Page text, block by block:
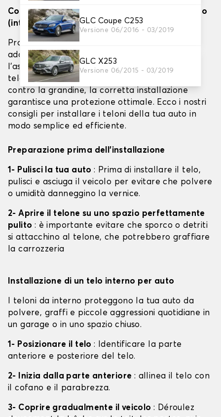
GLC Coupe C253
Versione 06/2016 - 03/2019
GLC X253
Versione 06/2015 - 03/2019
Come installare efficacemente i teloni per auto
(interno, esterno e barriera antigrandine)
Proteggere il proprio veicolo con un telone
adatto è fondamentale per preservarne
l'aspetto e prolungarne la vita. Che si tratti di
teloni per interni, esterni o per uso speciale
contro la grandine, la corretta installazione
garantisce una protezione ottimale. Ecco i nostri
consigli per installare i teloni della tua auto in
modo semplice ed efficiente.
Preparazione prima dell'installazione
1- Pulisci la tua auto: Prima di installare il telo,
pulisci e asciuga il veicolo per evitare che polvere
o umidità danneggino la vernice.
2- Aprire il telone su uno spazio perfettamente
pulito : è importante evitare che sporco o detriti
si attacchino al telone, che potrebbero graffiare
la carrozzeria
Installazione di un telo interno per auto
I teloni da interno proteggono la tua auto da
polvere, graffi e piccole aggressioni quotidiane in
un garage o in uno spazio chiuso.
1- Posizionare il telo: Identificare la parte
anteriore e posteriore del telo.
2- Inizia dalla parte anteriore : allinea il telo con
il cofano e il parabrezza.
3- Coprire gradualmente il veicolo : Déroulez